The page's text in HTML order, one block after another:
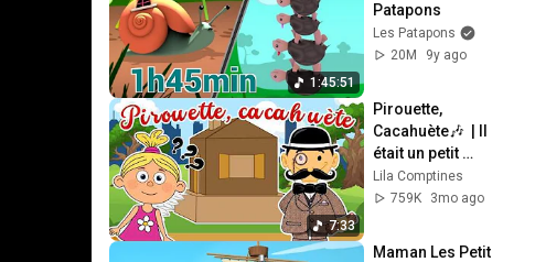
1:45:51
Patapons
Les Patapons
20M
9y ago
7:33
Pirouette,
Cacahuète🎶  | Il
était un petit
homme | Comptine
pour enfants avec
Lila Comptines
759K
3mo ago
Maman Les Petit